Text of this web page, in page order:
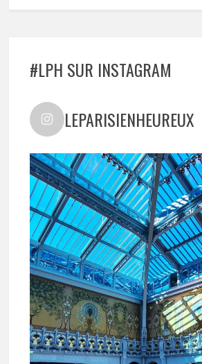
#LPH SUR INSTAGRAM
LEPARISIENHEUREUX